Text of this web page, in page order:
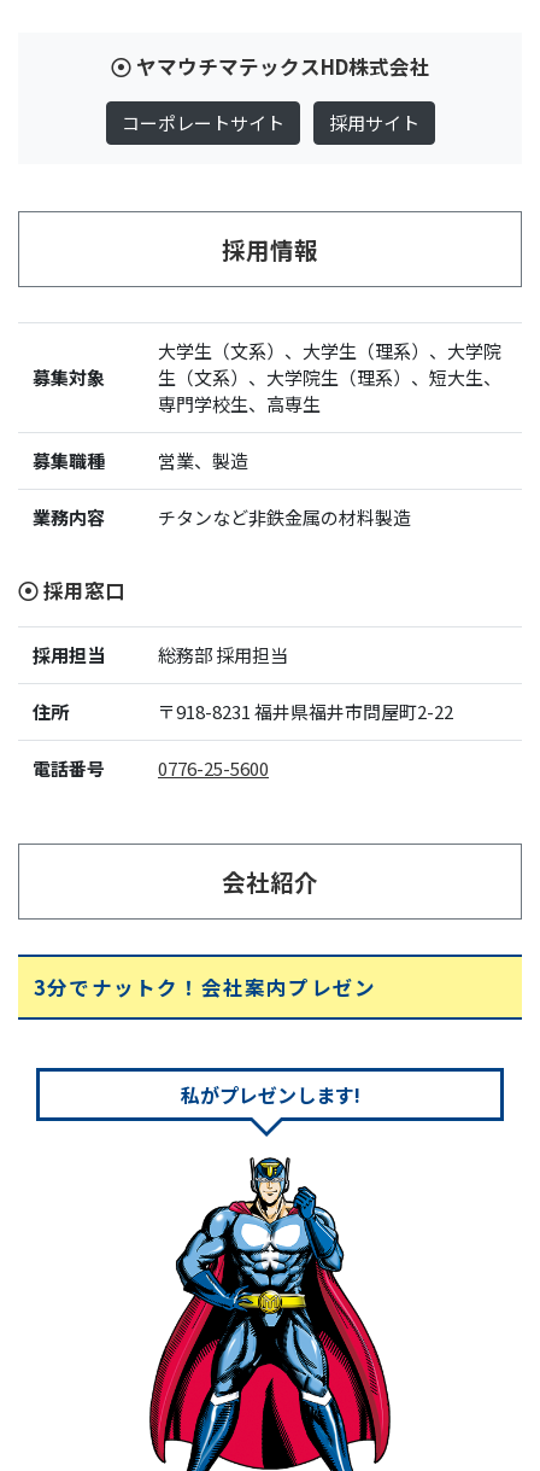
ヤマウチマテックスHD株式会社
コーポレートサイト 採用サイト
採用情報
募集対象
大学生（文系）、大学生（理系）、大学院
生（文系）、大学院生（理系）、短大生、
専門学校生、高専生
募集職種 営業、製造
業務内容 チタンなど非鉄金属の材料製造
採用窓口
採用担当 総務部 採用担当
住所 〒918-8231 福井県福井市問屋町2-22
電話番号 ‭0776-25-5600‬
会社紹介
3分でナットク！会社案内プレゼン
私がプレゼンします!